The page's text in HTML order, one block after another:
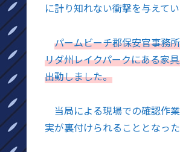
に計り知れない衝撃を与えて
パームビーチ郡保安官事務
リダ州レイクパークにある家
出動しました。
当局による現場での確認作
実が裏付けられることとなった